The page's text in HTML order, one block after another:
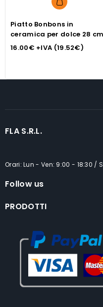
Piatto Bonbons in
ceramica per dolce 28 cm
con scritta date una
seconda possibilità ai
16.00€ +IVA (19.52€)
FLA S.R.L.
Orari: Lun - Ven: 9:00 - 18:30 /
Follow us
PRODOTTI